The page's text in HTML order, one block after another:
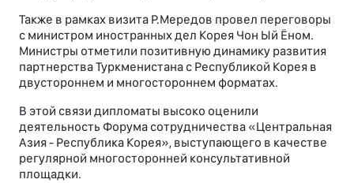
Также в рамках визита Р.Мередов провел переговоры
с министром иностранных дел Корея Чон Ый Ёном.
Министры отметили позитивную динамику развития
партнерства Туркменистана с Республикой Корея в
двустороннем и многостороннем форматах.
В этой связи дипломаты высоко оценили
деятельность Форума сотрудничества «Центральная
Азия - Республика Корея», выступающего в качестве
регулярной многосторонней консультативной
площадки.